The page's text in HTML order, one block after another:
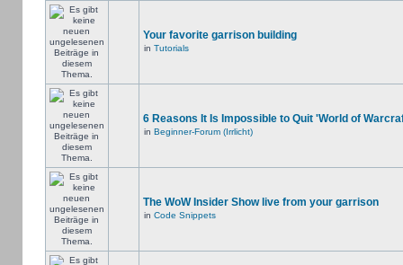
Your favorite garrison building
in Tutorials
6 Reasons It Is Impossible to Quit 'World of
in Beginner-Forum (Irrlicht)
The WoW Insider Show live from your garrison
in Code Snippets